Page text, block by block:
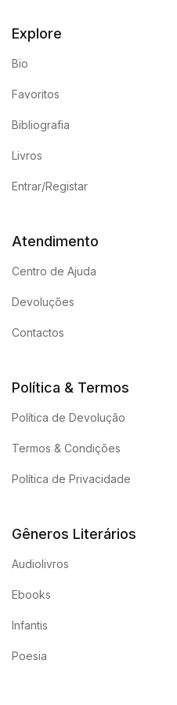
Explore
Bio
Favoritos
Bibliografia
Livros
Entrar/Registar
Atendimento
Centro de Ajuda
Devoluções
Contactos
Política & Termos
Política de Devolução
Termos & Condições
Política de Privacidade
Gêneros Literários
Audiolivros
Ebooks
Infantis
Poesia